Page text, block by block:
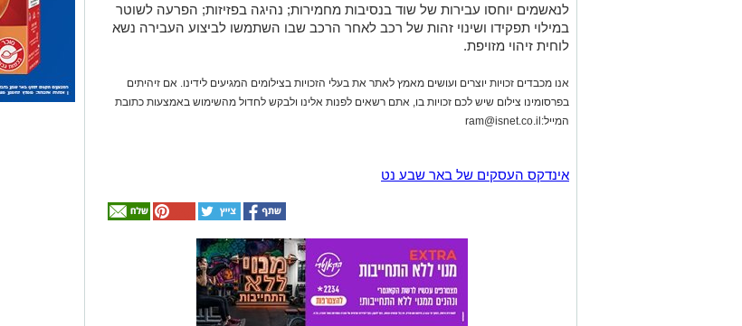
לנאשמים יוחסו עבירות של שוד בנסיבות מחמירות; נהיגה בפזיזות; הפרעה לשוטר
במילוי תפקידו ושינוי זהות של רכב לאחר הרכב שבו השתמשו לביצוע העבירה נשא
לוחית זיהוי מזויפת.
אנו מכבדים זכויות יוצרים ועושים מאמץ לאתר את בעלי הזכויות בצילומים המגיעים לידינו. אם זיהיתים
בפרסומינו צילום שיש לכם זכויות בו, אתם רשאים לפנות אלינו ולבקש לחדול מהשימוש באמצעות כתובת
המייל:ram@isnet.co.il
אינדקס העסקים של באר שבע נט